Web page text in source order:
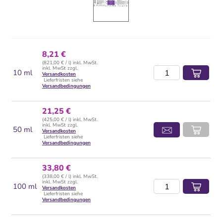
10 ml
8,21 €
(821,00 € / l) inkl. MwSt.
inkl. MwSt zzgl.
Versandkosten
Lieferfristen siehe
Versandbedingungen
50 ml
21,25 €
(425,00 € / l) inkl. MwSt.
inkl. MwSt zzgl.
Versandkosten
Lieferfristen siehe
Versandbedingungen
100 ml
33,80 €
(338,00 € / l) inkl. MwSt.
inkl. MwSt zzgl.
Versandkosten
Lieferfristen siehe
Versandbedingungen